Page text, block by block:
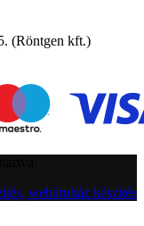
(Röntgen kft.)